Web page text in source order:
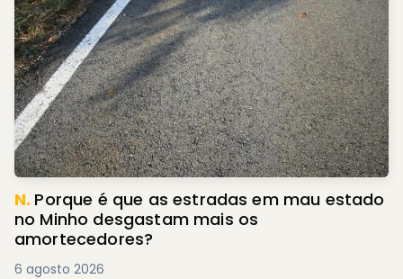
N. Porque é que as estradas em mau estado
no Minho desgastam mais os
amortecedores?
6 agosto 2026